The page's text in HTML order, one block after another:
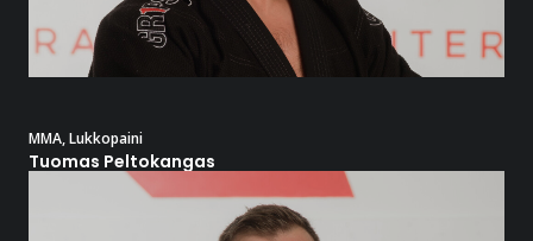
MMA,Lukkopaini
Tuomas Peltokangas